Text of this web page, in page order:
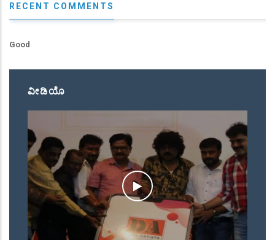
RECENT COMMENTS
Good
ವೀಡಿಯೊ